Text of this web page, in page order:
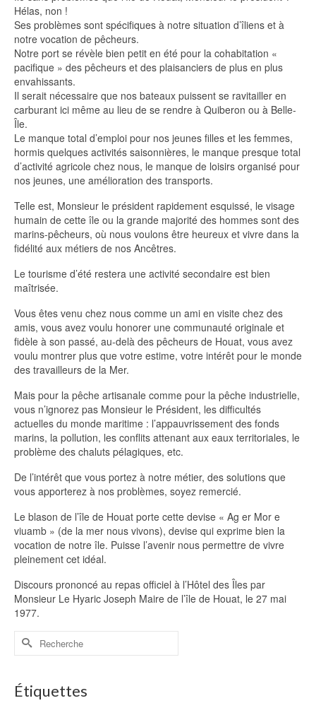
Hélas, non !
Ses problèmes sont spécifiques à notre situation d’îliens et à
notre vocation de pêcheurs.
Notre port se révèle bien petit en été pour la cohabitation «
pacifique » des pêcheurs et des plaisanciers de plus en plus
envahissants.
Il serait nécessaire que nos bateaux puissent se ravitailler en
carburant ici même au lieu de se rendre à Quiberon ou à Belle-
Île.
Le manque total d’emploi pour nos jeunes filles et les femmes,
hormis quelques activités saisonnières, le manque presque total
d’activité agricole chez nous, le manque de loisirs organisé pour
nos jeunes, une amélioration des transports.
Telle est, Monsieur le président rapidement esquissé, le visage
humain de cette île ou la grande majorité des hommes sont des
marins-pêcheurs, où nous voulons être heureux et vivre dans la
fidélité aux métiers de nos Ancêtres.
Le tourisme d’été restera une activité secondaire est bien
maîtrisée.
Vous êtes venu chez nous comme un ami en visite chez des
amis, vous avez voulu honorer une communauté originale et
fidèle à son passé, au-delà des pêcheurs de Houat, vous avez
voulu montrer plus que votre estime, votre intérêt pour le monde
des travailleurs de la Mer.
Mais pour la pêche artisanale comme pour la pêche industrielle,
vous n’ignorez pas Monsieur le Président, les difficultés
actuelles du monde maritime : l’appauvrissement des fonds
marins, la pollution, les conflits attenant aux eaux territoriales, le
problème des chaluts pélagiques, etc.
De l’intérêt que vous portez à notre métier, des solutions que
vous apporterez à nos problèmes, soyez remercié.
Le blason de l’île de Houat porte cette devise « Ag er Mor e
viuamb » (de la mer nous vivons), devise qui exprime bien la
vocation de notre île. Puisse l’avenir nous permettre de vivre
pleinement cet idéal.
Discours prononcé au repas officiel à l’Hôtel des Îles par
Monsieur Le Hyaric Joseph Maire de l’île de Houat, le 27 mai
1977.
Rechercher :
Étiquettes